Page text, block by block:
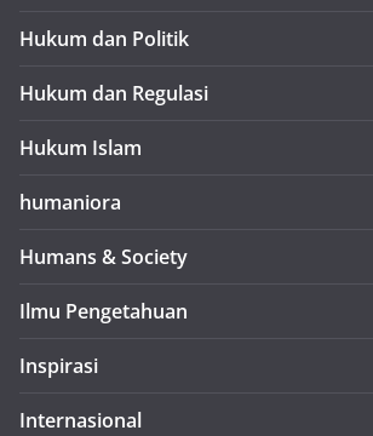
Hukum dan Politik
Hukum dan Regulasi
Hukum Islam
humaniora
Humans & Society
Ilmu Pengetahuan
Inspirasi
Internasional